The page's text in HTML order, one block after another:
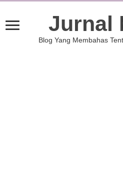
Jurnal
Blog Yang Membahas